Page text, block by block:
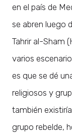
en el país de
se abren luego
Tahrir al-Sham
varios
es que se dé
religiosos y
también
grupo rebelde,